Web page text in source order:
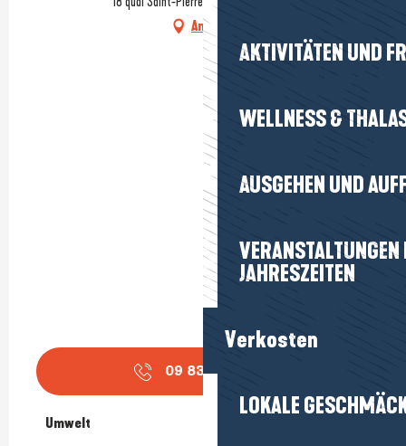
AKTIVITÄTEN UND
WELLNESS &
AUSGEHEN UND
JAHRESZEITEN
Verkosten
LOKALE
Anfahrt
09 83 33 07
Umwelt
Umwelt